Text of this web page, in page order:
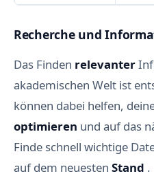
Recherche und
Das Finden relevanter
akademischen Welt ist
können dabei helfen,
optimieren und auf das
Finde schnell wichtige
auf dem neuesten Stand .